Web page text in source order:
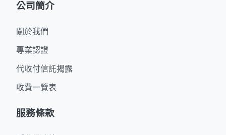
公司簡介
關於我們
專業認證
代收付信託揭露
收費一覽表
服務條款